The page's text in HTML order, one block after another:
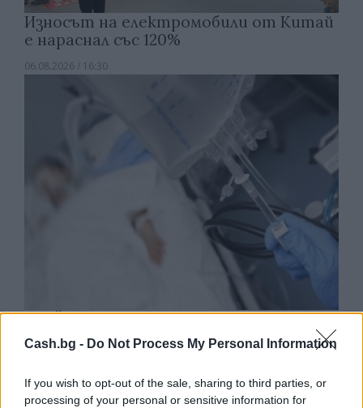
Cash.bg - Do Not Process My Personal Information
If you wish to opt-out of the sale, sharing to third parties, or
processing of your personal or sensitive information for
Износът на електромобили от Китай
е нараснал със 120%
06.08.2026 / 16:30
Ню Йорк стана 14-ият щат на САЩ, в
който е разрешена евтаназията